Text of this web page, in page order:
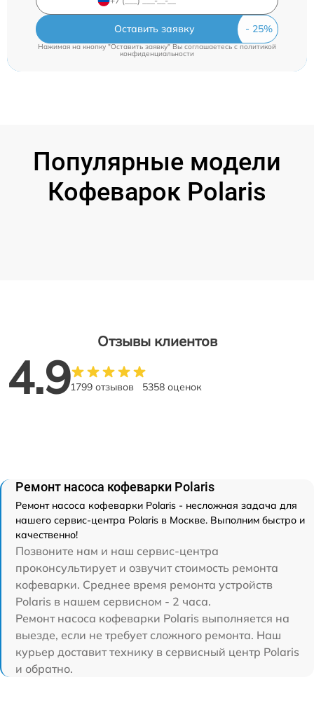
Оставить заявку
Нажимая на кнопку "Оставить заявку" Вы соглашаетесь cполитикой
конфиденциальности
Популярные модели
Кофеварок Polaris
Отзывы клиентов
4.91799 отзывов 5358 оценок
Ремонт насоса кофеварки Polaris
Ремонт насоса кофеварки Polaris - несложная задача для
нашего сервис-центра Polaris в Москве. Выполним быстро и
качественно!
Позвоните нам и наш сервис-центра
проконсультирует и озвучит стоимость ремонта
кофеварки. Среднее время ремонта устройств
Polaris в нашем сервисном - 2 часа.
Ремонт насоса кофеварки Polaris выполняется на
выезде, если не требует сложного ремонта. Наш
курьер доставит технику в сервисный центр Polaris
и обратно.